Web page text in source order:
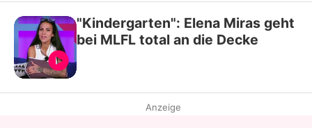
"Kindergarten": Elena Miras geht
bei MLFL total an die Decke
Anzeige